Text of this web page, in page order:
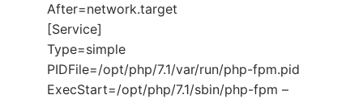
After=network.target
[Service]
Type=simple
PIDFile=/opt/php/7.1/var/run/php-fpm.pid
ExecStart=/opt/php/7.1/sbin/php-fpm –